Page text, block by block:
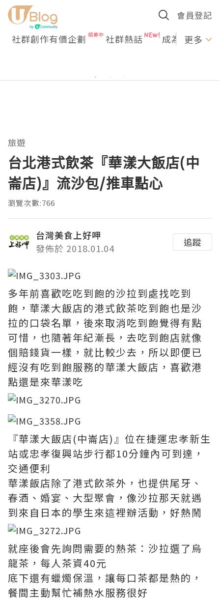
會員登記
社群創作有價企劃 社群熱話 成為U更多
旅遊
台北港式飲茶『華漾大飯店(中
崙店)』流沙包/推車點心
瀏覽次數:766
台灣美食上好呷
發佈於 2018.01.04
追蹤
多年前喜歡吃吃到飽的沙拉到處找吃到
飽，華漾大飯店的港式飲茶吃到飽也是沙
拉的口袋名單，後來取消吃到飽覺得有點
可惜，也隨著年紀漸長，去吃到飽店就像
個賠錢貨一樣，就比較少去，所以即便已
經沒有吃到飽服務的華漾大飯店，喜歡港
點還是來華漾吃
『華漾大飯店(中崙店)』位在捷運忠孝新生
站或忠孝復興站步行都10分鐘內可到達，
交通便利
華漾飯店除了港式飲茶外，也提供尾牙、
春酒、婚宴、大型聚會，像沙拉那天就遇
到來自日本的學生來這裡辦活動，好熱鬧
就座後會先詢問需要的熱茶：沙拉選了烏
龍茶，每人茶資40元
底下還有蠟燭保溫，讓每口茶都是熱的，
餐間主動幫忙補熱水服務很好